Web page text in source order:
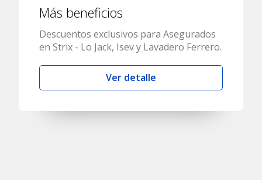
Más beneficios
Descuentos exclusivos para Asegurados
en Strix - Lo Jack, Isev y Lavadero Ferrero.
Ver detalle